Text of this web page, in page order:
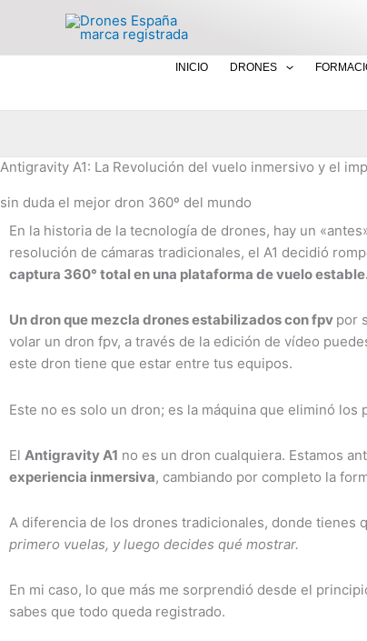
contenido
INICIO DRONES
Antigravity A1: La Revolución del vuelo inmersivo y el
sin duda el mejor dron 360º del mundo
En la historia de la tecnología de drones, hay un
resolución de cámaras tradicionales, el A1 decidió
captura 360° total en una plataforma de vuelo
Un dron que mezcla drones estabilizados con fpv por
volar un dron fpv, a través de la edición de vídeo
este dron tiene que estar entre tus equipos.
Este no es solo un dron; es la máquina que eliminó los
El Antigravity A1 no es un dron cualquiera. Estamos
experiencia inmersiva, cambiando por completo la
A diferencia de los drones tradicionales, donde tienes
primero vuelas, y luego decides qué mostrar.
En mi caso, lo que más me sorprendió desde el
sabes que todo queda registrado.